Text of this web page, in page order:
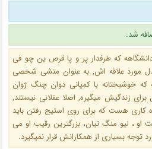
شد.
که طرفدار پر و پا قرص ین چو فی
مورد علاقه اش, به عنوان منشی شخصی
که خوشبختانه با کمپانی دوان چنگ ژوان
برای زندگیش میگیره, اصلا عقلانی نیستند,
کاری هست که برای روی استیج رفتن باید
، لیو منگ تیان، بزرگترین رقیب او می
توجه بسیاری از همکارانش قرار نمیگیرد.